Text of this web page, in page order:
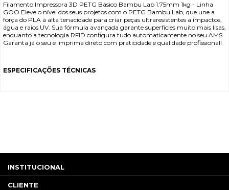
Filamento Impressora 3D PETG Básico Bambu Lab 1.75mm 1kg - Linha
GOO Eleve o nível dos seus projetos com o PETG Bambu Lab, que une a
força do PLA à alta tenacidade para criar peças ultraresistentes a impactos,
água e raios UV. Sua fórmula avançada garante superfícies muito mais lisas,
enquanto a tecnologia RFID configura tudo automaticamente no seu AMS.
Garanta já o seu e imprima direto com praticidade e qualidade profissional!
ESPECIFICAÇÕES TÉCNICAS
INSTITUCIONAL
CLIENTE